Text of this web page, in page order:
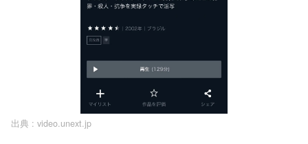
出典 : video.unext.jp